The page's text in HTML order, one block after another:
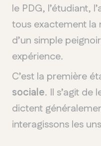
le PDG, l’étudiant,
tous exactement
d’un simple
expérience.
C’est la première
sociale. Il s’agit de
dictent
interagissons les